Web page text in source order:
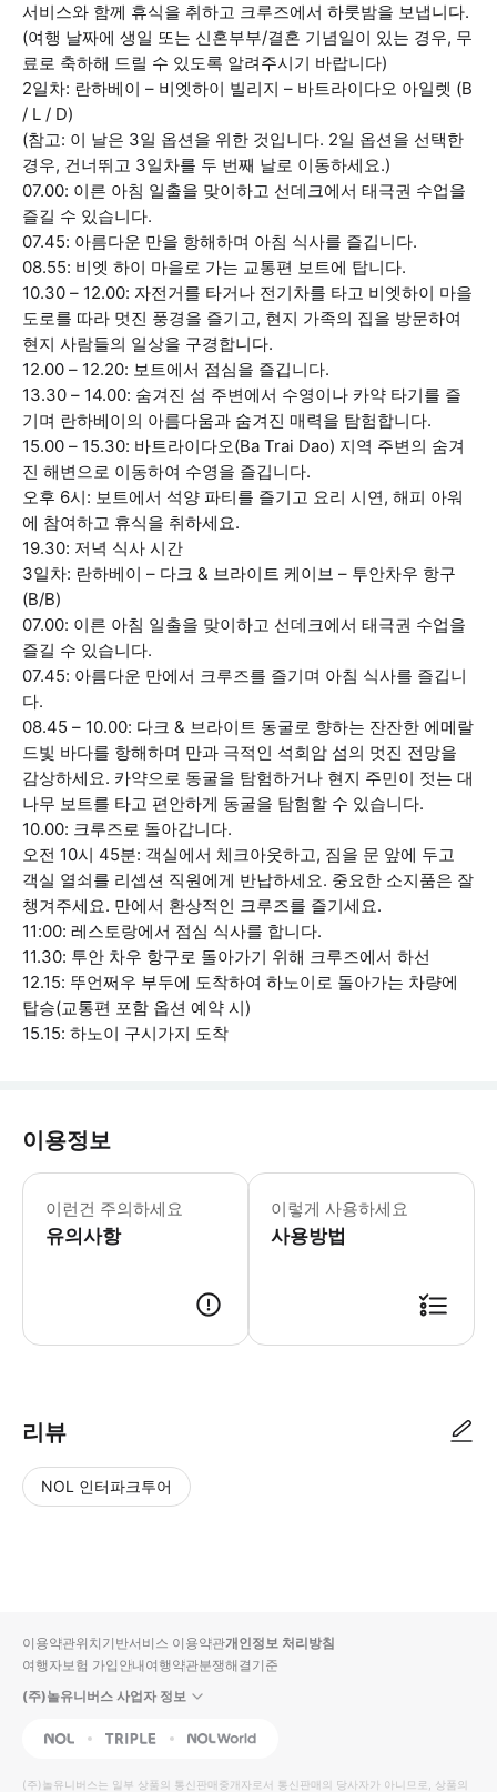
서비스와 함께 휴식을 취하고 크루즈에서 하룻밤을 보냅니다.
(여행 날짜에 생일 또는 신혼부부/결혼 기념일이 있는 경우, 무
료로 축하해 드릴 수 있도록 알려주시기 바랍니다)
2일차: 란하베이 – 비엣하이 빌리지 – 바트라이다오 아일렛 (B
/ L / D)
(참고: 이 날은 3일 옵션을 위한 것입니다. 2일 옵션을 선택한
경우, 건너뛰고 3일차를 두 번째 날로 이동하세요.)
07.00: 이른 아침 일출을 맞이하고 선데크에서 태극권 수업을
즐길 수 있습니다.
07.45: 아름다운 만을 항해하며 아침 식사를 즐깁니다.
08.55: 비엣 하이 마을로 가는 교통편 보트에 탑니다.
10.30 – 12.00: 자전거를 타거나 전기차를 타고 비엣하이 마을
도로를 따라 멋진 풍경을 즐기고, 현지 가족의 집을 방문하여
현지 사람들의 일상을 구경합니다.
12.00 – 12.20: 보트에서 점심을 즐깁니다.
13.30 – 14.00: 숨겨진 섬 주변에서 수영이나 카약 타기를 즐
기며 란하베이의 아름다움과 숨겨진 매력을 탐험합니다.
15.00 – 15.30: 바트라이다오(Ba Trai Dao) 지역 주변의 숨겨
진 해변으로 이동하여 수영을 즐깁니다.
오후 6시: 보트에서 석양 파티를 즐기고 요리 시연, 해피 아워
에 참여하고 휴식을 취하세요.
19.30: 저녁 식사 시간
3일차: 란하베이 – 다크 & 브라이트 케이브 – 투안차우 항구
(B/B)
07.00: 이른 아침 일출을 맞이하고 선데크에서 태극권 수업을
즐길 수 있습니다.
07.45: 아름다운 만에서 크루즈를 즐기며 아침 식사를 즐깁니
다.
08.45 – 10.00: 다크 & 브라이트 동굴로 향하는 잔잔한 에메랄
드빛 바다를 항해하며 만과 극적인 석회암 섬의 멋진 전망을
감상하세요. 카약으로 동굴을 탐험하거나 현지 주민이 젓는 대
나무 보트를 타고 편안하게 동굴을 탐험할 수 있습니다.
10.00: 크루즈로 돌아갑니다.
오전 10시 45분: 객실에서 체크아웃하고, 짐을 문 앞에 두고
객실 열쇠를 리셉션 직원에게 반납하세요. 중요한 소지품은 잘
챙겨주세요. 만에서 환상적인 크루즈를 즐기세요.
11:00: 레스토랑에서 점심 식사를 합니다.
11.30: 투안 차우 항구로 돌아가기 위해 크루즈에서 하선
12.15: 뚜언쩌우 부두에 도착하여 하노이로 돌아가는 차량에
탑승(교통편 포함 옵션 예약 시)
15.15: 하노이 구시가지 도착
이용정보
이런건 주의하세요
유의사항
• 사전 등록을 위해 체크인 최소 24시
이렇게 사용하세요
사용방법
리뷰
NOL 인터파크투어
입니
다.
높
동
순
상
이용약관위치기반서비스 이용약관개인정보 처리방침
여행자보험 가입안내여행약관분쟁해결기준
(주)놀유니버스 사업자 정보
NOL Triple Interpark Global
(주)놀유니버스는 일부 상품의 통신판매중개자로서 통신판매의 당사자가 아니므로, 상품의